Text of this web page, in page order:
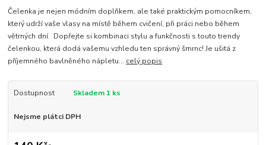
Čelenka je nejen módním doplňkem, ale také praktickým pomocníkem,
který udrží vaše vlasy na místě během cvičení, při práci nebo během
větrných dní. Dopřejte si kombinaci stylu a funkčnosti s touto trendy
čelenkou, která dodá vašemu vzhledu ten správný šmrnc! Je ušitá z
příjemného bavlněného nápletu... celý popis
Dostupnost Skladem 1 ks
Nejsme plátci DPH